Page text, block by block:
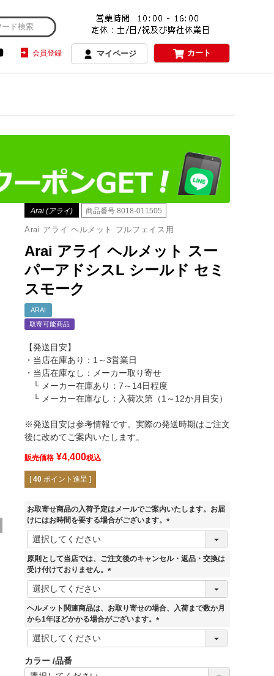
会員登録 マイページ カート
Arai (アライ) 商品番号 8018-011505
Arai アライ ヘルメット フルフェイス用
Arai アライ ヘルメット スー
パーアドシスL シールド セミ
スモーク
ARAI
取寄可能商品
【発送目安】
・当店在庫あり：1～3営業日
・当店在庫なし：メーカー取り寄せ
└ メーカー在庫あり：7～14日程度
└ メーカー在庫なし：入荷次第（1～12か月目安）
※発送目安は参考情報です。実際の発送時期はご注文
後に改めてご案内いたします。
販売価格 ¥4,400税込
[ 40 ポイント進呈 ]
お取寄せ商品の入荷予定はメールでご案内いたします。お届
けにはお時間を要する場合がございます。
(
須
原則として当店では、ご注文後のキャンセル・返品・交換は
受け付けておりません。
(
須
)
ヘルメット関連商品は、お取り寄せの場合、入荷まで数か月
から1年ほどかかる場合がございます。
(
)
カラー 品番